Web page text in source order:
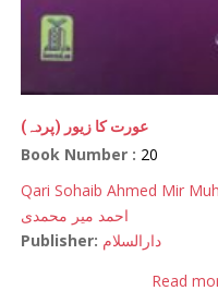
(عورت کا زیور (پردہ
Book Number : 20
Qari Sohaib Ahmed Mir
احمد میر محمدی
Publisher: دارالسلام
Read